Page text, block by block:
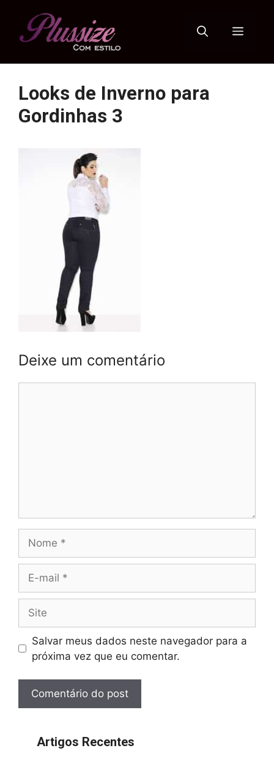
Menu
Looks de Inverno para
Gordinhas 3
Deixe um comentário
mail
Salvar meus dados neste navegador para a
próxima vez que eu comentar.
Artigos Recentes